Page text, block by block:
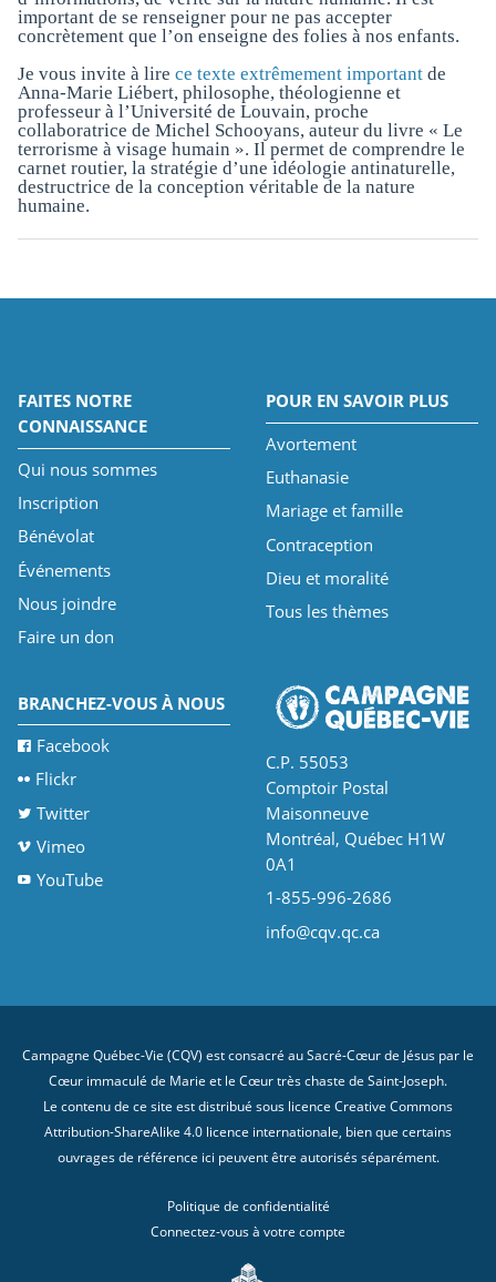
important de se renseigner pour ne pas accepter
concrètement que l’on enseigne des folies à nos enfants.
Je vous invite à lire ce texte extrêmement importantde
Anna-Marie Liébert, philosophe, théologienne et
professeur à l’Université de Louvain, proche
collaboratrice de Michel Schooyans, auteur du livre « Le
terrorisme à visage humain ». Il permet de comprendre le
carnet routier, la stratégie d’une idéologie antinaturelle,
destructrice de la conception véritable de la nature
humaine.
FAITES NOTRE
CONNAISSANCE
Qui nous sommes
Inscription
Bénévolat
Événements
Nous joindre
Faire un don
POUR EN SAVOIR PLUS
Avortement
Euthanasie
Mariage et famille
Contraception
Dieu et moralité
Tous les thèmes
BRANCHEZ-VOUS À NOUS
Facebook
Flickr
Twitter
Vimeo
YouTube
C.P. 55053
Comptoir Postal
Maisonneuve
Montréal, Québec H1W
0A1
1-855-996-2686
info@cqv.qc.ca
Campagne Québec-Vie (CQV) est consacré au Sacré-Cœur de Jésus par le
Cœur immaculé de Marie et le Cœur très chaste de Saint-Joseph.
Le contenu de ce site est distribué sous licence Creative Commons
Attribution-ShareAlike 4.0 licence internationale , bien que certains
ouvrages de référence ici peuvent être autorisés séparément.
Politique de confidentialité
Connectez-vous à votre compte